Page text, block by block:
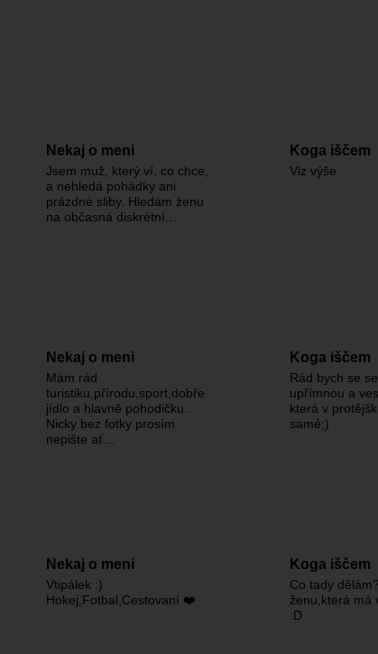
Nekaj o meni
Jsem muž, který ví, co chce,
a nehledá pohádky ani
prázdné sliby. Hledám ženu
na občasná diskrétní…
Koga iščem
Viz výše
Nekaj o meni
Mám rád
turistiku,přírodu,sport,dobře
jídlo a hlavně pohodičku..
Nicky bez fotky prosím
nepište ať…
Koga iščem
Rád bych se
upřímnou a
která v
samé;)
Nekaj o meni
Vtipálek :)
Hokej,Fotbal,Cestovaní ❤️
Koga iščem
Co tady
ženu,která má
:D